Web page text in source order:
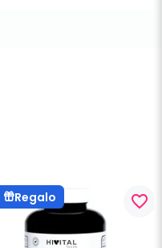
Regalo favorite_border